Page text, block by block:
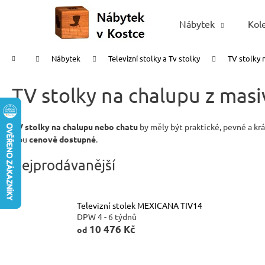
Nábytek
Domů Nábytek Televizní stolky a Tv stolky TV stolky
TV stolky na chalupu z
TV stolky na chalupu nebo chatu by měly být praktické, pevné a
jsou cenově dostupné
Nejprodávanější
Televizní stolek MEXICANA TIV14
DPW 4 - 6 týdnů
od 10 476 Kč
Zpět
obchodu
Zpět
obchodu